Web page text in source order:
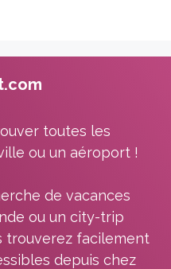
toutes les
ou un aéroport !
de vacances
ou un city-trip
trouverez facilement
depuis chez